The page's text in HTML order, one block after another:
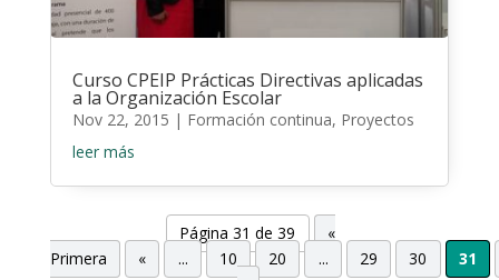
Curso CPEIP Prácticas Directivas aplicadas
a la Organización Escolar
Nov 22, 2015 | Formación continua, Proyectos
leer más
Página 31 de 39
«
Primera
« ... 10 20 ... 29 30
31